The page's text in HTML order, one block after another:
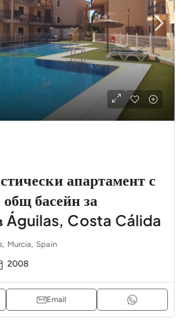
апартамент с
басейн за
Águilas, Costa Cálida
Murcia, Spain
2008
Email